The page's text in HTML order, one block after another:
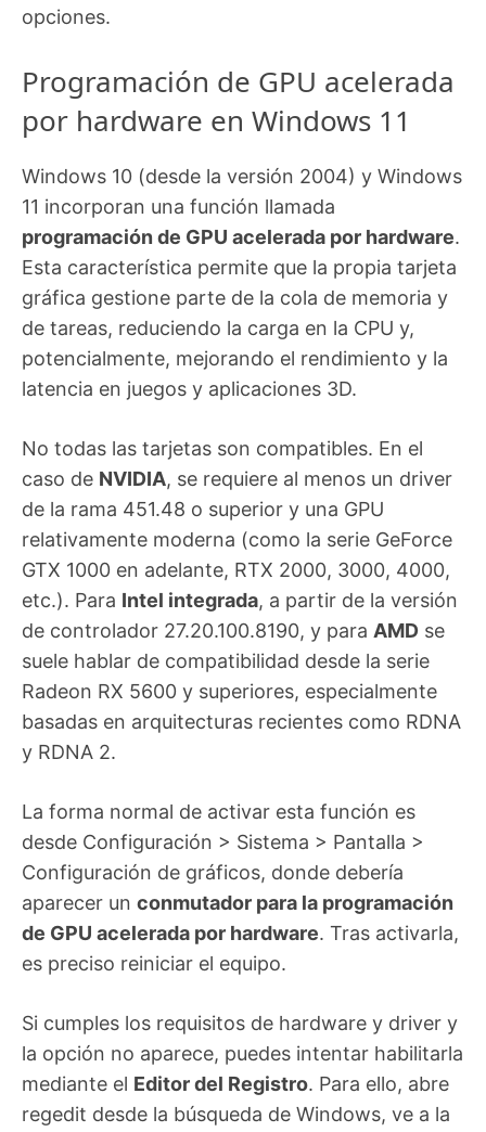
opciones.
Programación de GPU acelerada
por hardware en Windows 11
Windows 10 (desde la versión 2004) y Windows
11 incorporan una función llamada
programación de GPU acelerada por hardware.
Esta característica permite que la propia tarjeta
gráfica gestione parte de la cola de memoria y
de tareas, reduciendo la carga en la CPU y,
potencialmente, mejorando el rendimiento y la
latencia en juegos y aplicaciones 3D.
No todas las tarjetas son compatibles. En el
caso de NVIDIA, se requiere al menos un driver
de la rama 451.48 o superior y una GPU
relativamente moderna (como la serie GeForce
GTX 1000 en adelante, RTX 2000, 3000, 4000,
etc.). Para Intel integrada, a partir de la versión
de controlador 27.20.100.8190, y para AMD se
suele hablar de compatibilidad desde la serie
Radeon RX 5600 y superiores, especialmente
basadas en arquitecturas recientes como RDNA
y RDNA 2.
La forma normal de activar esta función es
desde Configuración > Sistema > Pantalla >
Configuración de gráficos, donde debería
aparecer un conmutador para la programación
de GPU acelerada por hardware. Tras activarla,
es preciso reiniciar el equipo.
Si cumples los requisitos de hardware y driver y
la opción no aparece, puedes intentar habilitarla
mediante el Editor del Registro. Para ello, abre
regedit desde la búsqueda de Windows, ve a la